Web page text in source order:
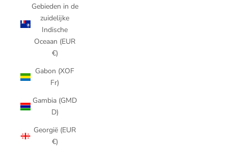
Gebieden in de
zuidelijke
Indische
Oceaan (EUR
€)
Gabon (XOF
Fr)
Gambia (GMD
D)
Georgië (EUR
€)